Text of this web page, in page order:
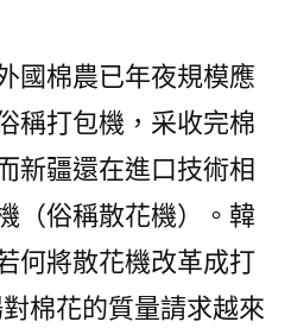
國棉農已年夜規模應
稱打包機，采收完棉
新疆還在進口技術相
（俗稱散花機）。韓
何將散花機改革成打
棉花的質量請求越來